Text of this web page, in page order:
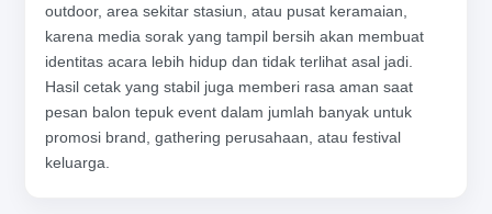
outdoor, area sekitar stasiun, atau pusat keramaian,
karena media sorak yang tampil bersih akan membuat
identitas acara lebih hidup dan tidak terlihat asal jadi.
Hasil cetak yang stabil juga memberi rasa aman saat
pesan balon tepuk event dalam jumlah banyak untuk
promosi brand, gathering perusahaan, atau festival
keluarga.